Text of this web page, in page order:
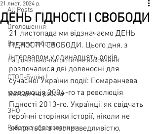
All Posts
Оголошення
Виховна робота
Національно-патріотичне виховання
СТОП-Булінг!
Методична робота
ЗНО
Робота з обдарованими
ДЕНЬ ГІДНОСТІ І СВОБОДИ
21 лист. 2024 р.
21 листопада ми відзначаємо ДЕНЬ
ГІДНОСТІ І СВОБОДИ. Цього дня, з
інтервалом у одинадцять років,
розпочалися дві доленосні для
сучасної України події: Помаранчева
революція 2004-го та революція
Гідності 2013-го. Українці, як свідчать
героїчні сторінки історії, ніколи не
змиряться з несправедливістю,